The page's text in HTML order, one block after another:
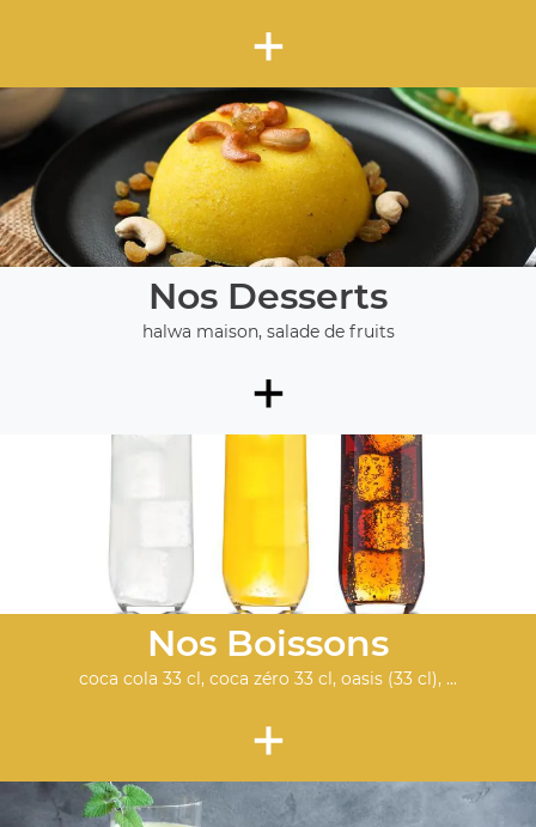
+
Nos Desserts
halwa maison, salade de fruits
+
Nos Boissons
coca cola 33 cl, coca zéro 33 cl, oasis (33 cl), ...
+